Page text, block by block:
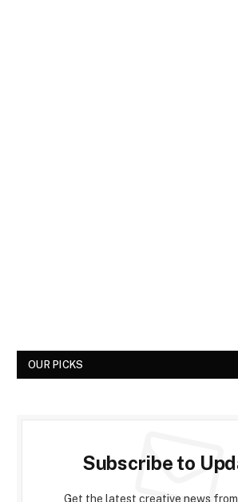
OUR PICKS
Subscribe to
Get the latest creative news